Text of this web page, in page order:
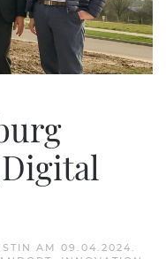
AM 09.04.2024 .